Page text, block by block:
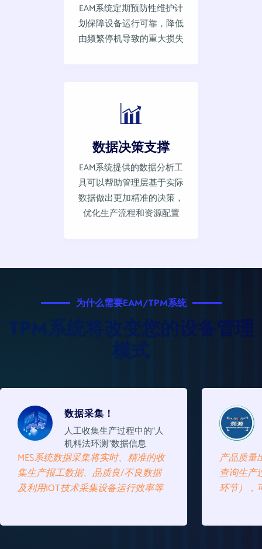
EAM系统定期预防性维护计
划保障设备运行可靠，降低
由频繁停机导致的重大损失
数据决策支撑
EAM系统提供的数据分析工
具可以帮助管理层基于实际
数据做出更加精准的决策，
优化生产流程和资源配置
为什么需要EAM/TPM系统
TPM系统将改变您的设备管理
模式
过程中的“人
据信息
、精准的收
/不良数据
运行效率等
产品出现问题时，如何快速
产品质量出现异常时，扫描产品条码
查询生产过程履历（人机料法环测等
环节），可快速追溯问题环节